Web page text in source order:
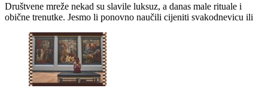
Društvene mreže nekad su slavile luksuz, a danas male rituale i
obične trenutke. Jesmo li ponovno naučili cijeniti svakodnevicu ili